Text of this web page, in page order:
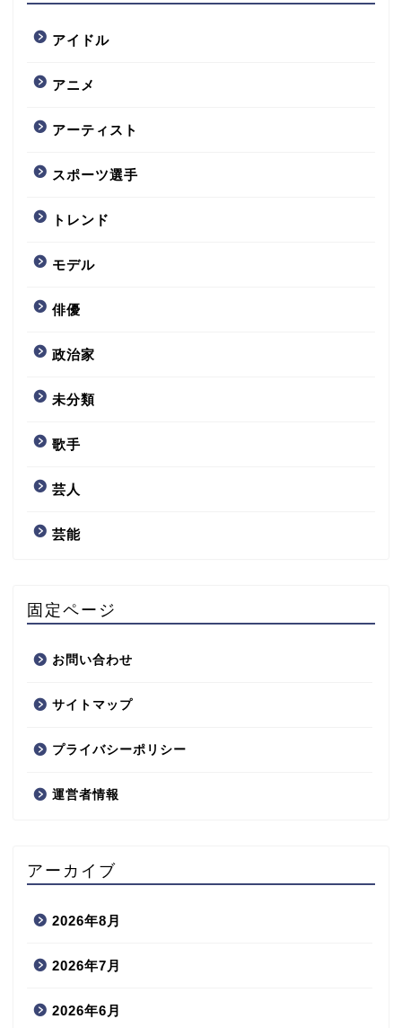
アイドル
アニメ
アーティスト
スポーツ選手
トレンド
モデル
俳優
政治家
未分類
歌手
芸人
芸能
固定ページ
お問い合わせ
サイトマップ
プライバシーポリシー
運営者情報
アーカイブ
2026年8月
2026年7月
2026年6月